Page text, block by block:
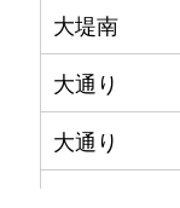
大堤南
大通り
大通り